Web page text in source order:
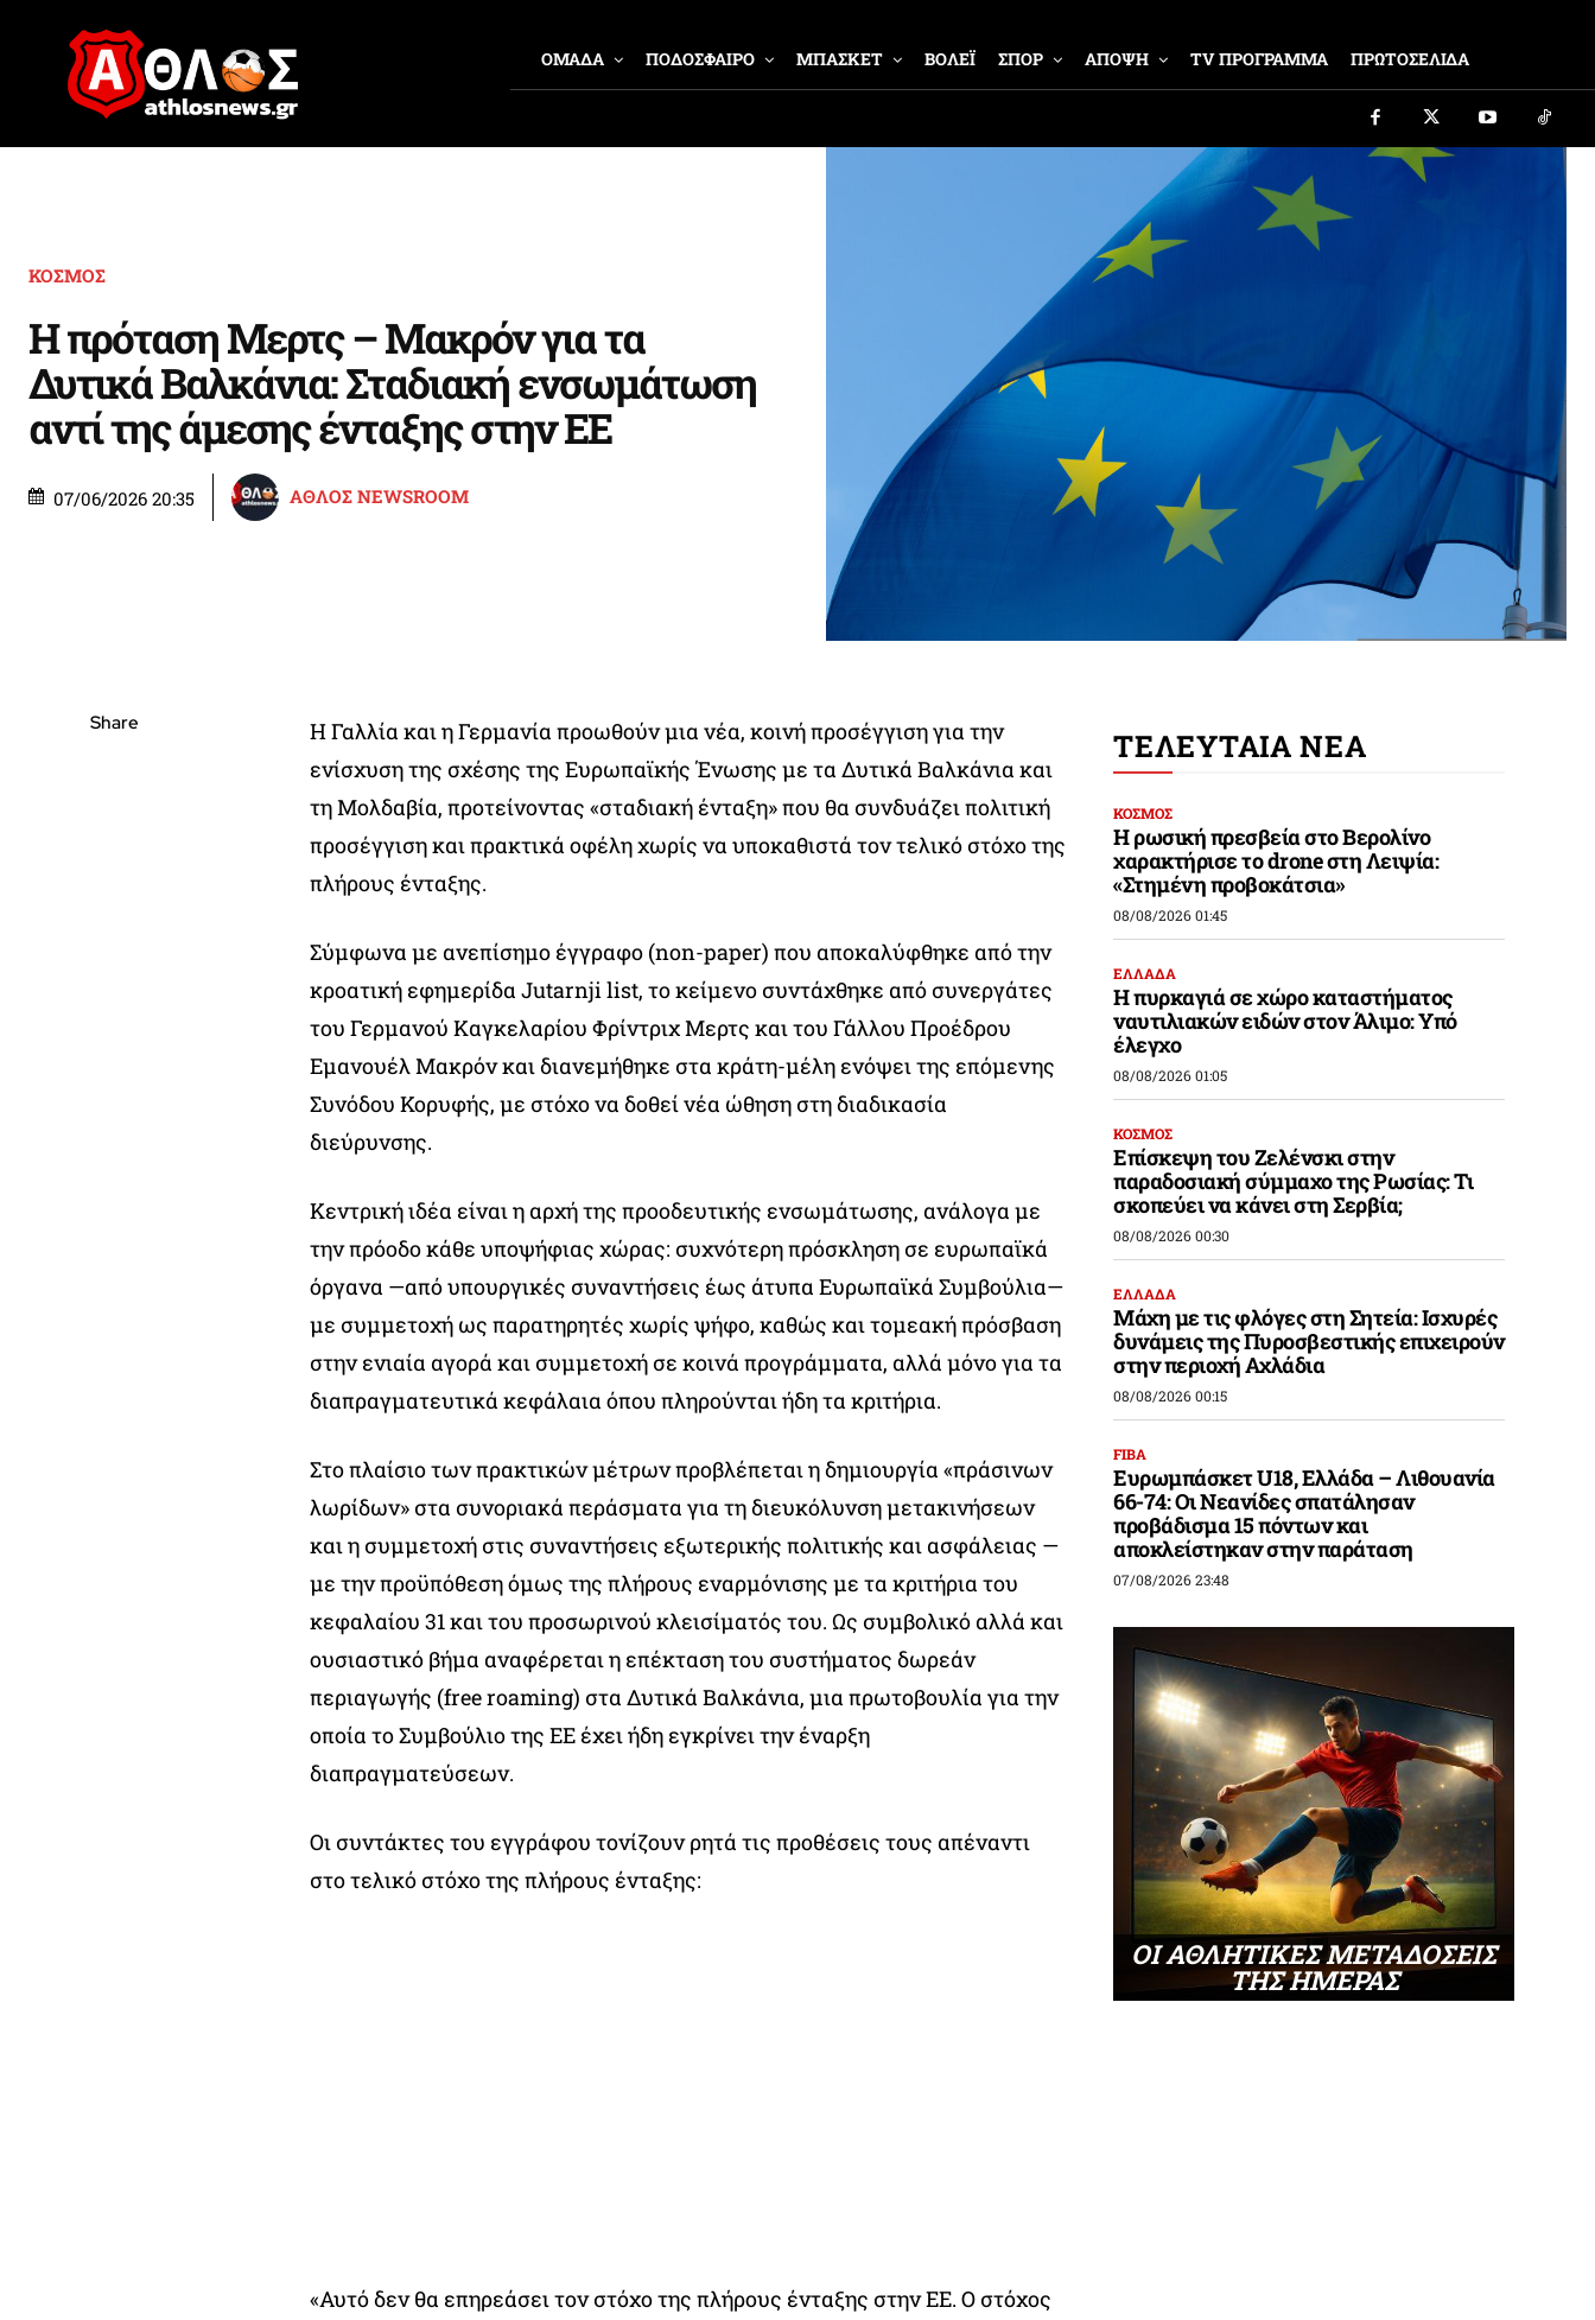
ΟΜΑΔΑ ΠΟΔΟΣΦΑΙΡΟ ΜΠΑΣΚΕΤ ΒΟΛΕΪ ΣΠΟΡ ΑΠΟΨΗ TV ΠΡΟΓΡΑΜΜΑ ΠΡΩΤΟΣΕΛΙΔΑ
ΚΟΣΜΟΣ
Η πρόταση Μερτς – Μακρόν για τα
Δυτικά Βαλκάνια: Σταδιακή ενσωμάτωση
αντί της άμεσης ένταξης στην ΕΕ
07/06/2026 20:35 ΑΘΛΟΣ NEWSROOM
Share
Η Γαλλία και η Γερμανία προωθούν μια νέα, κοινή προσέγγιση για την
ενίσχυση της σχέσης της Ευρωπαϊκής Ένωσης με τα Δυτικά Βαλκάνια και
τη Μολδαβία, προτείνοντας «σταδιακή ένταξη» που θα συνδυάζει πολιτική
προσέγγιση και πρακτικά οφέλη χωρίς να υποκαθιστά τον τελικό στόχο της
πλήρους ένταξης.
Σύμφωνα με ανεπίσημο έγγραφο (non-paper) που αποκαλύφθηκε από την
κροατική εφημερίδα Jutarnji list, το κείμενο συντάχθηκε από συνεργάτες
του Γερμανού Καγκελαρίου Φρίντριχ Μερτς και του Γάλλου Προέδρου
Εμανουέλ Μακρόν και διανεμήθηκε στα κράτη-μέλη ενόψει της επόμενης
Συνόδου Κορυφής, με στόχο να δοθεί νέα ώθηση στη διαδικασία
διεύρυνσης.
Κεντρική ιδέα είναι η αρχή της προοδευτικής ενσωμάτωσης, ανάλογα με
την πρόοδο κάθε υποψήφιας χώρας: συχνότερη πρόσκληση σε ευρωπαϊκά
όργανα —από υπουργικές συναντήσεις έως άτυπα Ευρωπαϊκά Συμβούλια—
με συμμετοχή ως παρατηρητές χωρίς ψήφο, καθώς και τομεακή πρόσβαση
στην ενιαία αγορά και συμμετοχή σε κοινά προγράμματα, αλλά μόνο για τα
διαπραγματευτικά κεφάλαια όπου πληρούνται ήδη τα κριτήρια.
Στο πλαίσιο των πρακτικών μέτρων προβλέπεται η δημιουργία «πράσινων
λωρίδων» στα συνοριακά περάσματα για τη διευκόλυνση μετακινήσεων
και η συμμετοχή στις συναντήσεις εξωτερικής πολιτικής και ασφάλειας —
με την προϋπόθεση όμως της πλήρους εναρμόνισης με τα κριτήρια του
κεφαλαίου 31 και του προσωρινού κλεισίματός του. Ως συμβολικό αλλά και
ουσιαστικό βήμα αναφέρεται η επέκταση του συστήματος δωρεάν
περιαγωγής (free roaming) στα Δυτικά Βαλκάνια, μια πρωτοβουλία για την
οποία το Συμβούλιο της ΕΕ έχει ήδη εγκρίνει την έναρξη
διαπραγματεύσεων.
Οι συντάκτες του εγγράφου τονίζουν ρητά τις προθέσεις τους απέναντι
στο τελικό στόχο της πλήρους ένταξης:
«Αυτό δεν θα επηρεάσει τον στόχο της πλήρους ένταξης στην ΕΕ. Ο στόχος
ΤΕΛΕΥΤΑΙΑ ΝΕΑ
ΚΟΣΜΟΣ
Η ρωσική πρεσβεία στο Βερολίνο
χαρακτήρισε το drone στη Λειψία:
«Στημένη προβοκάτσια»
08/08/2026 01:45
ΕΛΛΑΔΑ
Η πυρκαγιά σε χώρο καταστήματος
ναυτιλιακών ειδών στον Άλιμο: Υπό
έλεγχο
08/08/2026 01:05
ΚΟΣΜΟΣ
Επίσκεψη του Ζελένσκι στην
παραδοσιακή σύμμαχο της Ρωσίας: Τι
σκοπεύει να κάνει στη Σερβία;
08/08/2026 00:30
ΕΛΛΑΔΑ
Μάχη με τις φλόγες στη Σητεία: Ισχυρές
δυνάμεις της Πυροσβεστικής επιχειρούν
στην περιοχή Αχλάδια
08/08/2026 00:15
FIBA
Ευρωμπάσκετ U18, Ελλάδα – Λιθουανία
66-74: Οι Νεανίδες σπατάλησαν
προβάδισμα 15 πόντων και
αποκλείστηκαν στην παράταση
07/08/2026 23:48
ΟΙ ΑΘΛΗΤΙΚΕΣ ΜΕΤΑΔΟΣΕΙΣ
ΤΗΣ ΗΜΕΡΑΣ